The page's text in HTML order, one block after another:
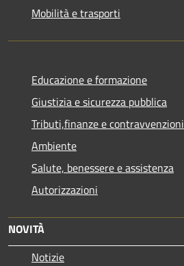
Mobilità e trasporti
Educazione e formazione
Giustizia e sicurezza pubblica
Tributi,finanze e contravvenzioni
Ambiente
Salute, benessere e assistenza
Autorizzazioni
NOVITÀ
Notizie